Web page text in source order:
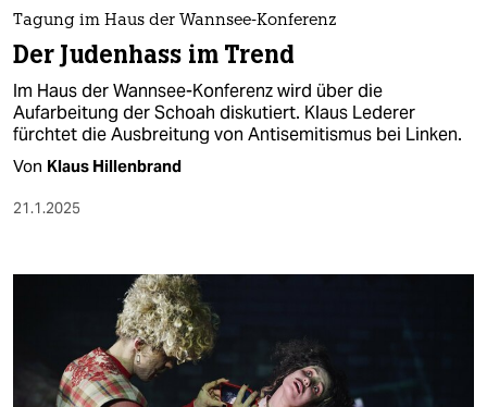
Tagung im Haus der Wannsee-Konferenz
Der Judenhass im Trend
Im Haus der Wannsee-Konferenz wird über die
Aufarbeitung der Schoah diskutiert. Klaus Lederer
fürchtet die Ausbreitung von Antisemitismus bei Linken.
Von Klaus Hillenbrand
21.1.2025